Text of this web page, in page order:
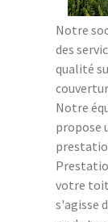
Notre
des
qualité
Notre
propose
votre
s'agisse